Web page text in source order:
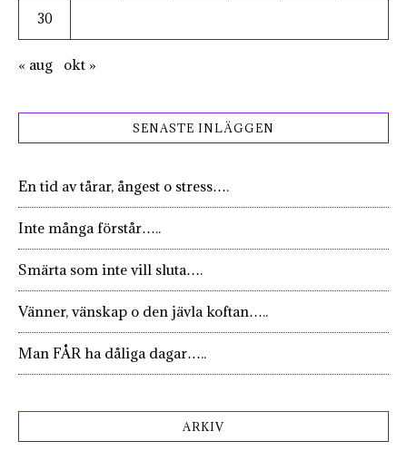
30
« aug okt »
SENASTE INLÄGGEN
En tid av tårar, ångest o stress….
Inte många förstår…..
Smärta som inte vill sluta….
Vänner, vänskap o den jävla koftan…..
Man FÅR ha dåliga dagar…..
ARKIV